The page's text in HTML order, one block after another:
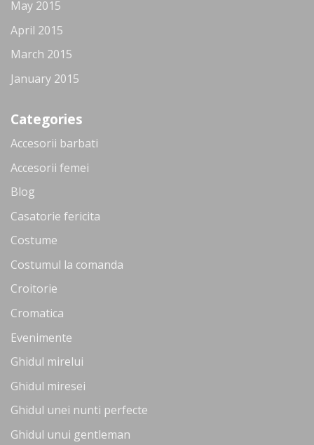
May 2015
April 2015
March 2015
January 2015
Categories
Accesorii barbati
Accesorii femei
Blog
Casatorie fericita
Costume
Costumul la comanda
Croitorie
Cromatica
Evenimente
Ghidul mirelui
Ghidul miresei
Ghidul unei nunti perfecte
Ghidul unui gentleman